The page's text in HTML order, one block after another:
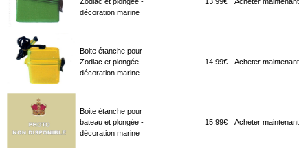
décoration marine
Boite étanche pour
Zodiac et plongée -
décoration marine
14.99€ Acheter maintenant
Boite étanche pour
bateau et plongée -
décoration marine
15.99€ Acheter maintenant